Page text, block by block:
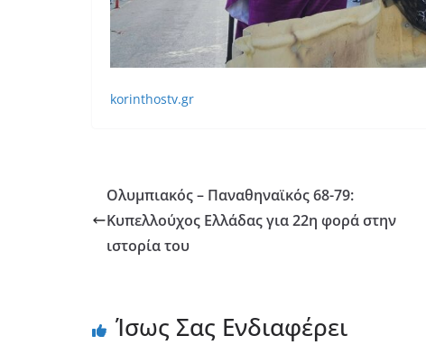
korinthostv.gr
Ολυμπιακός – Παναθηναϊκός 68-79:
Κυπελλούχος Ελλάδας για 22η φορά στην
ιστορία του
Ίσως Σας Ενδιαφέρει